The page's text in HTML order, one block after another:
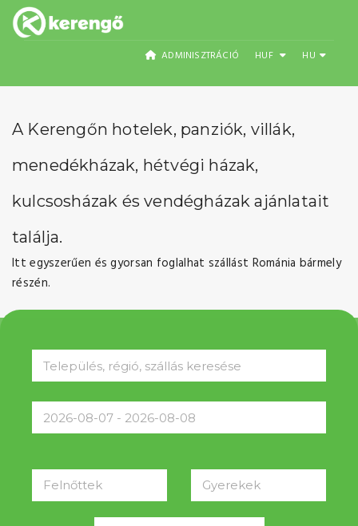
ADMINISZTRÁCIÓ HUF HU
A Kerengőn hotelek, panziók, villák,
menedékházak, hétvégi házak,
kulcsosházak és vendégházak ajánlatait
találja.
Itt egyszerűen és gyorsan foglalhat szállást Románia bármely
részén.
Felnőttek Gyerekek